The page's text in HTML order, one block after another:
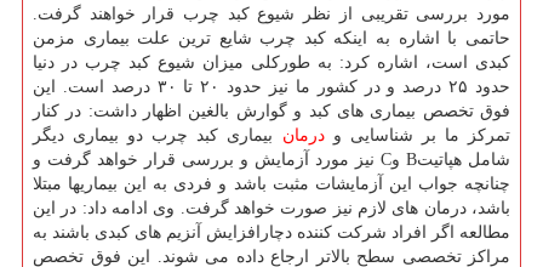
مورد بررسی تقریبی از نظر شیوع كبد چرب قرار خواهند گرفت.
حاتمی با اشاره به اینكه كبد چرب شایع ترین علت بیماری مزمن
كبدی است، اشاره كرد: به طوركلی میزان شیوع كبد چرب در دنیا
حدود ۲۵ درصد و در كشور ما نیز حدود ۲۰ تا ۳۰ درصد است. این
فوق تخصص بیماری های كبد و گوارش بالغین اظهار داشت: در كنار
تمركز ما بر شناسایی ودرمان بیماری كبد چرب دو بیماری دیگر
شامل هپاتیتB وC نیز مورد آزمایش و بررسی قرار خواهد گرفت و
چنانچه جواب این آزمایشات مثبت باشد و فردی به این بیماریها مبتلا
باشد، درمان های لازم نیز صورت خواهد گرفت. وی ادامه داد: در این
مطالعه اگر افراد شركت كننده دچارافزایش آنزیم های كبدی باشند به
مراكز تخصصی سطح بالاتر ارجاع داده می شوند. این فوق تخصص